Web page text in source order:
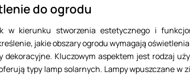
do ogrodu
w kierunku stworzenia estetycznego i
jakie obszary ogrodu wymagają
Kluczowym aspektem jest rodzaj
typy lamp solarnych. Lampy wpuszczane w